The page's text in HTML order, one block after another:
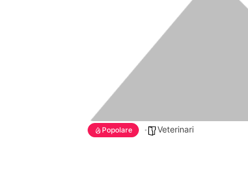
Popolare Veterinari